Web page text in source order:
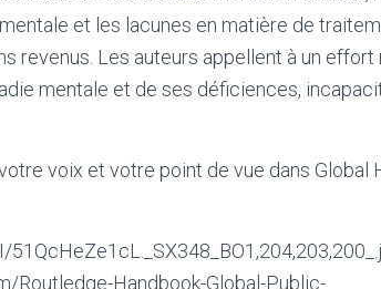
et les lacunes en matière de
revenus. Les auteurs appellent à un effort
mentale et de ses déficiences,
voix et votre point de vue dans Global
Routledge-Handbook-Global-Public-